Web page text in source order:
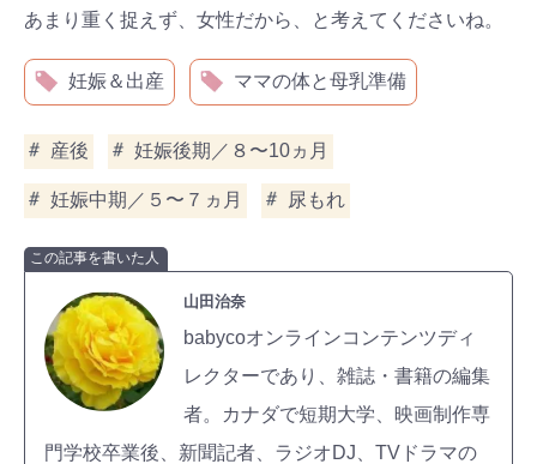
あまり重く捉えず、女性だから、と考えてくださいね。
妊娠＆出産 ママの体と母乳準備
産後 妊娠後期／８〜10ヵ月
妊娠中期／５〜７ヵ月 尿もれ
この記事を書いた人
山田治奈
babycoオンラインコンテンツディ
レクターであり、雑誌・書籍の編集
者。カナダで短期大学、映画制作専
門学校卒業後、新聞記者、ラジオDJ、TVドラマの